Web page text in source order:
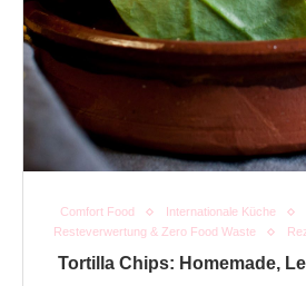
Comfort Food Internationale Küche
Resteverwertung & Zero Food Waste
Tortilla Chips: Homemade,